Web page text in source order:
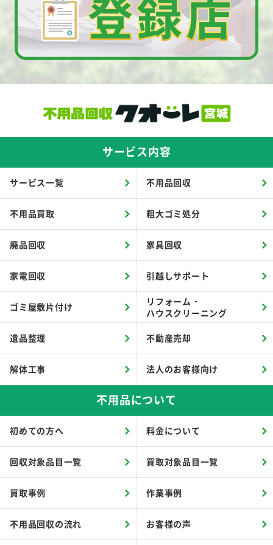
サービス内容
サービス一覧 不用品回収
不用品買取 粗大ゴミ処分
廃品回収 家具回収
家電回収 引越しサポート
ゴミ屋敷片付け
リフォーム・
ハウスクリーニング
遺品整理 不動産売却
解体工事 法人のお客様向け
不用品について
初めての方へ 料金について
回収対象品目一覧 買取対象品目一覧
買取事例 作業事例
不用品回収の流れ お客様の声